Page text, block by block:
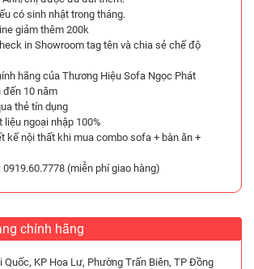
có sinh nhật trong tháng.
giảm thêm 200k
in Showroom tag tên và chia sẻ chế độ
hãng của Thương Hiệu Sofa Ngọc Phát
10 năm
thẻ tín dụng
ngoại nhập 100%
nội thất khi mua combo sofa + bàn ăn +
(miễn phí giao hàng)
chính hãng
Quốc, KP Hoa Lư, Phường Trấn Biên, TP Đồng